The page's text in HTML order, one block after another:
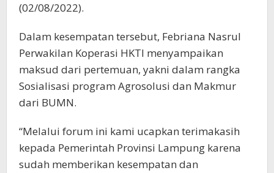
(02/08/2022).
Dalam kesempatan tersebut, Febriana Nasrul
Perwakilan Koperasi HKTI menyampaikan
maksud dari pertemuan, yakni dalam rangka
Sosialisasi program Agrosolusi dan Makmur
dari BUMN.
“Melalui forum ini kami ucapkan terimakasih
kepada Pemerintah Provinsi Lampung karena
sudah memberikan kesempatan dan